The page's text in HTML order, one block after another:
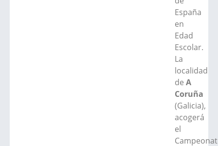
España
en
Edad
Escolar.
La
localidad
deA
Coruña
(Galicia),
acogerá
el